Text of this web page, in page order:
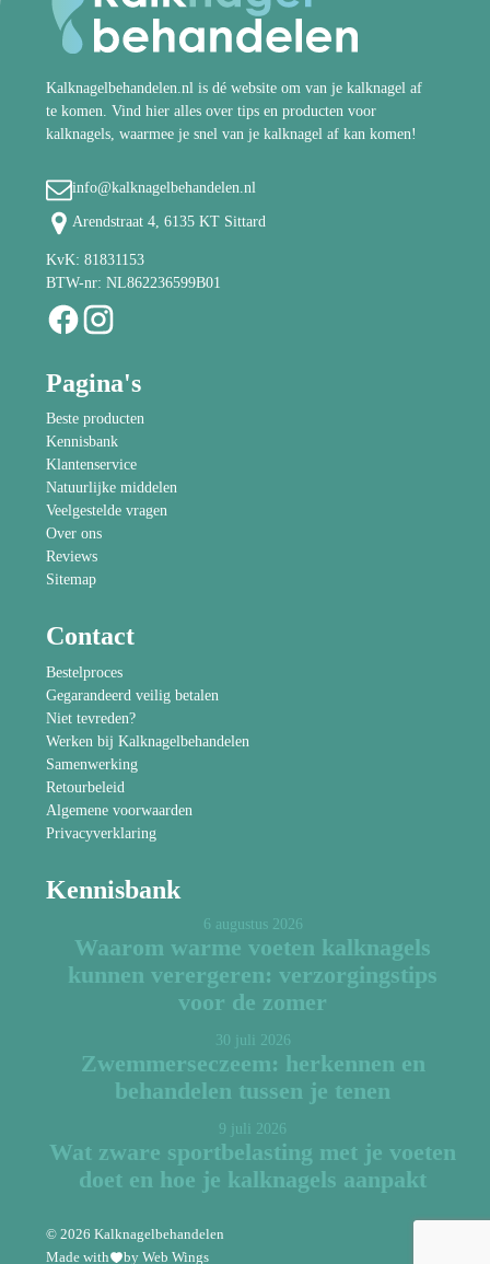
Kalknagelbehandelen.nl is dé website om van je kalknagel af
te komen. Vind hier alles over tips en producten voor
kalknagels, waarmee je snel van je kalknagel af kan komen!
info@kalknagelbehandelen.nl
Arendstraat 4, 6135 KT Sittard
KvK: 81831153
BTW-nr: NL862236599B01
Pagina's
Beste producten
Kennisbank
Klantenservice
Natuurlijke middelen
Veelgestelde vragen
Over ons
Reviews
Sitemap
Contact
Bestelproces
Gegarandeerd veilig betalen
Niet tevreden?
Werken bij Kalknagelbehandelen
Samenwerking
Retourbeleid
Algemene voorwaarden
Privacyverklaring
Kennisbank
6 augustus 2026
Waarom warme voeten kalknagels
kunnen verergeren: verzorgingstips
voor de zomer
30 juli 2026
Zwemmerseczeem: herkennen en
behandelen tussen je tenen
9 juli 2026
Wat zware sportbelasting met je voeten
doet en hoe je kalknagels aanpakt
© 2026 Kalknagelbehandelen
Made with
by Web Wings